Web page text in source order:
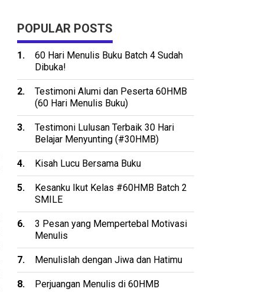
POPULAR POSTS
60 Hari Menulis Buku Batch 4 Sudah
Dibuka!
Testimoni Alumi dan Peserta 60HMB
(60 Hari Menulis Buku)
Testimoni Lulusan Terbaik 30 Hari
Belajar Menyunting (#30HMB)
Kisah Lucu Bersama Buku
Kesanku Ikut Kelas #60HMB Batch 2
SMILE
3 Pesan yang Mempertebal Motivasi
Menulis
Menulislah dengan Jiwa dan Hatimu
Perjuangan Menulis di 60HMB